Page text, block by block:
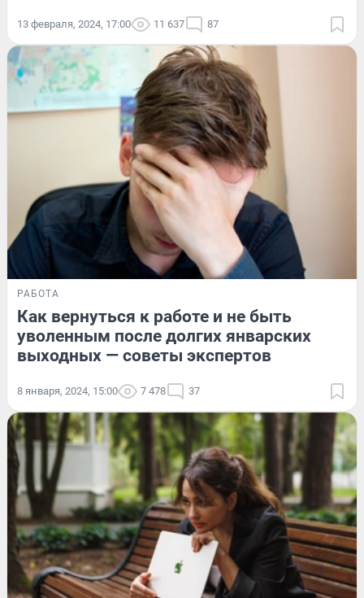
13 февраля, 2024, 17:00 11 637 87
РАБОТА
Как вернуться к работе и не быть
уволенным после долгих январских
выходных — советы экспертов
8 января, 2024, 15:00 7 478 37